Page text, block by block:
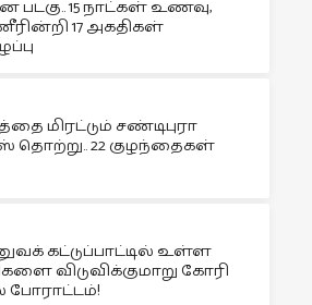
படகு.. 15 நாட்கள் உணவு,
17 அகதிகள்
மிரட்டும் சண்டிபுரா
22 குழந்தைகள்
கட்டுப்பாட்டில் உள்ள
விடுவிக்குமாறு கோரி
போராட்டம்!